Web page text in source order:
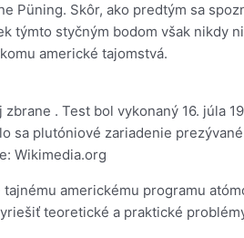
Püning. Skôr, ako predtým sa
týmto styčným bodom však nikdy
americké tajomstvá.
. Test bol vykonaný 16. júla
plutóniové zariadenie
Wikimedia.org
americkému programu
teoretické a praktické